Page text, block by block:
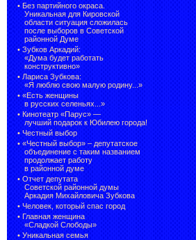
• Без партийного окраса.
Уникальная для Кировской
области ситуация сложилась
после выборов в Советской
районной Думе
• Зубков Аркадий:
«Дума будет работать
конструктивно»
• Лариса Зубкова:
«Я люблю свою малую родину...»
• «Есть женщины
в русских селеньях...»
• Кинотеатр «Парус» —
лучший подарок к Юбилею города!
• Честный выбор
• «Честный выбор» – депутатское
объединение с таким названием
продолжает работу
в районной думе
• Отчет депутата
Советской районной думы
Аркадия Михайловича Зубкова
• Человек, который спас город
• Главная женщина
«Сладкой Слободы»
• Уникальная семья